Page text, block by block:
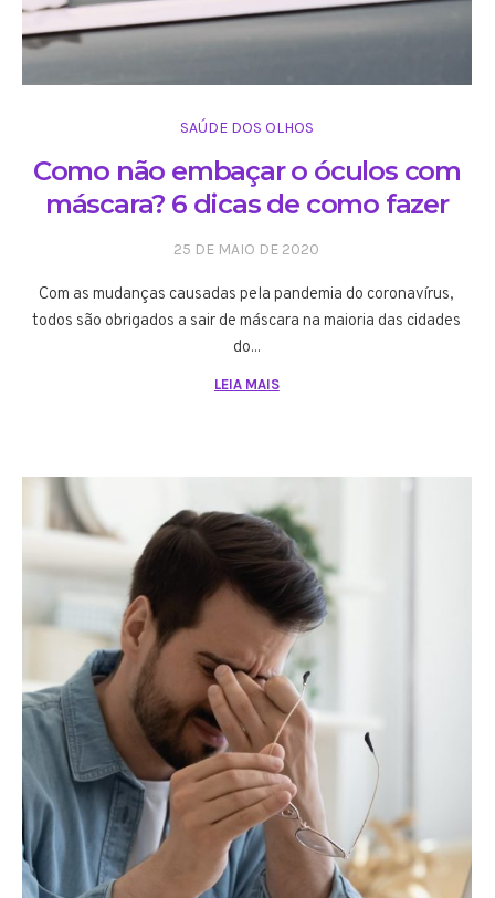
SAÚDE DOS OLHOS
Como não embaçar o óculos com
máscara? 6 dicas de como fazer
25 DE MAIO DE 2020
Com as mudanças causadas pela pandemia do coronavírus,
todos são obrigados a sair de máscara na maioria das cidades
do...
LEIA MAIS